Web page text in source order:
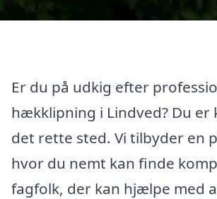
Er du på udkig efter
hækklipning i Lindved? Du er
det rette sted. Vi tilbyder en
hvor du nemt kan finde
fagfolk, der kan hjælpe med